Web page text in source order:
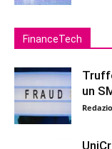
FinanceTech
un